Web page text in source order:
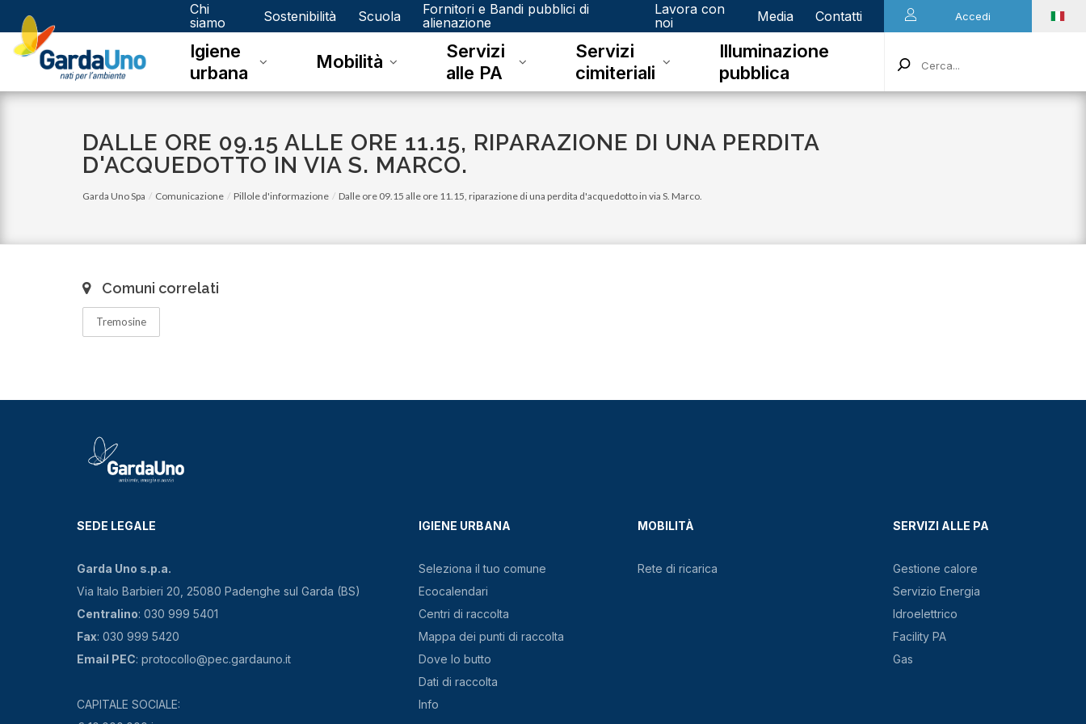
Gardauno
Spa
Chi
siamo
Sostenibilità Scuola
Fornitori e Bandi pubblici di
alienazione
Lavora con
noi
Media Contatti Accedi
Igiene
urbana
Mobilità
Servizi
alle PA
Servizi
cimiteriali
Illuminazione
pubblica
DALLE ORE 09.15 ALLE ORE 11.15, RIPARAZIONE DI UNA PERDITA
D'ACQUEDOTTO IN VIA S. MARCO.
Garda Uno Spa Comunicazione Pillole d'informazione Dalle ore 09.15 alle ore 11.15, riparazione di una perdita d'acquedotto in via S. Marco.
Comuni correlati
Tremosine
SEDE LEGALE
Garda Uno s.p.a.
Via Italo Barbieri 20, 25080 Padenghe sul Garda (BS)
Centralino: 030 999 5401
Fax: 030 999 5420
Email PEC: protocollo@pec.gardauno.it
CAPITALE SOCIALE:
IGIENE URBANA
Seleziona il tuo comune
Ecocalendari
Centri di raccolta
Mappa dei punti di raccolta
Dove lo butto
Dati di raccolta
Info
MOBILITÀ
Rete di ricarica
SERVIZI ALLE PA
Gestione calore
Servizio Energia
Idroelettrico
Facility PA
Gas